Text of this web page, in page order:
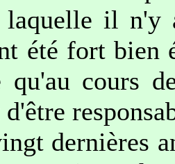
il n'y
été fort bien
qu'au cours
dernières